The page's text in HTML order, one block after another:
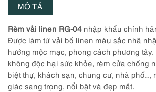
MÔ TẢ
Rèm vải linen RG-04 nhập khẩu chính
Được làm từ vải bố linen màu sắc nhã
hướng mộc mạc, phong cách phương
không độc hại sức khỏe, rèm cửa chống
biệt thự, khách sạn, chung cư, nhà phố…,
giác sang trọng, nổi bật và đẹp mắt.